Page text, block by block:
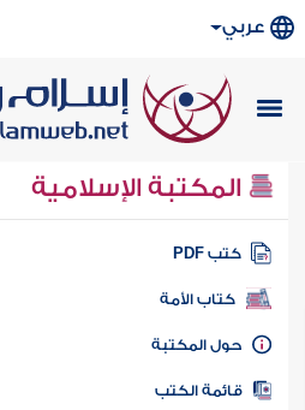
عربي
المكتبة الإسلامية
كتب PDF
كتاب الأمة
المكتبة